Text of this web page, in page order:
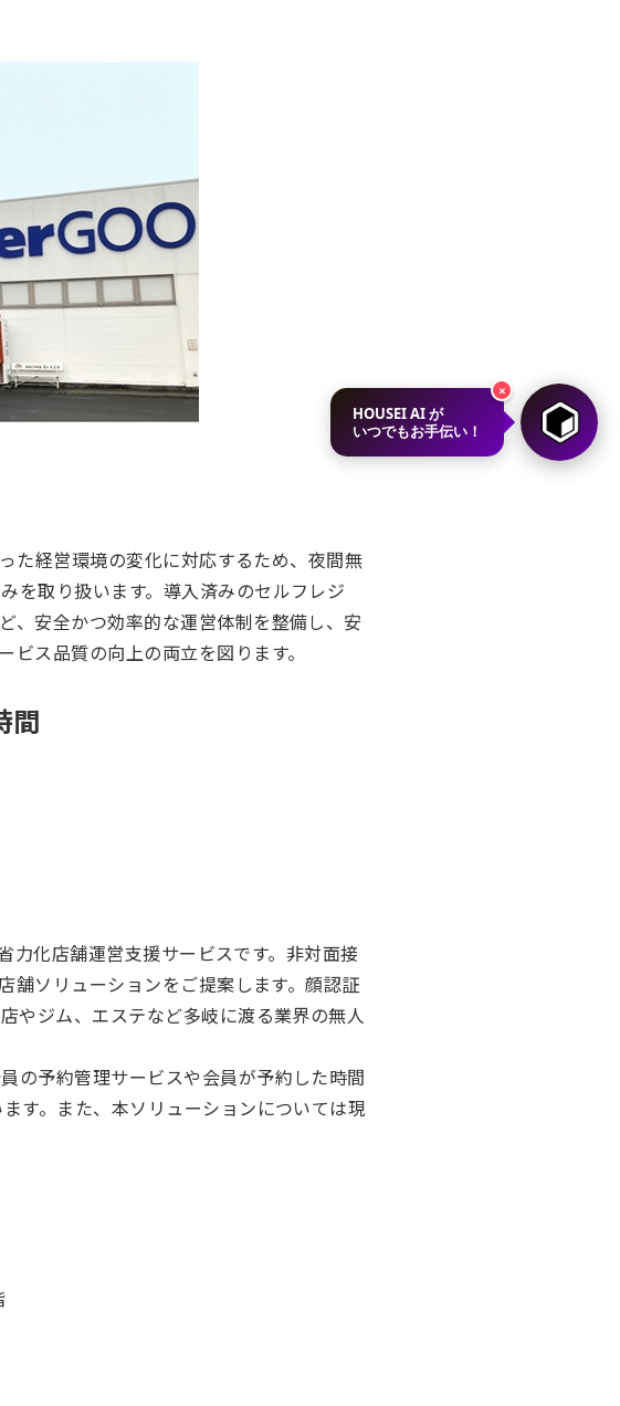
た経営環境の変化に対応するため、夜間無
を取り扱います。導入済みのセルフレジ
、安全かつ効率的な運営体制を整備し、安
ス品質の向上の両立を図ります。
間
力化店舗運営支援サービスです。非対面接
ソリューションをご提案します。顔認証
やジム、エステなど多岐に渡る業界の無人
の予約管理サービスや会員が予約した時間
す。また、本ソリューションについては現
HOUSEI AI が
いつでもお手伝い！
×